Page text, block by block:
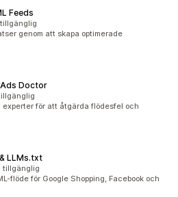
Feeds
genom att skapa optimerade
Ads Doctor
experter för att åtgärda flödesfel och
LLMs.txt
tillgänglig
flöde för Google Shopping, Facebook och